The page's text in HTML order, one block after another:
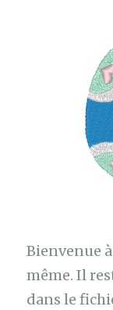
Bienvenue
même. Il
dans le